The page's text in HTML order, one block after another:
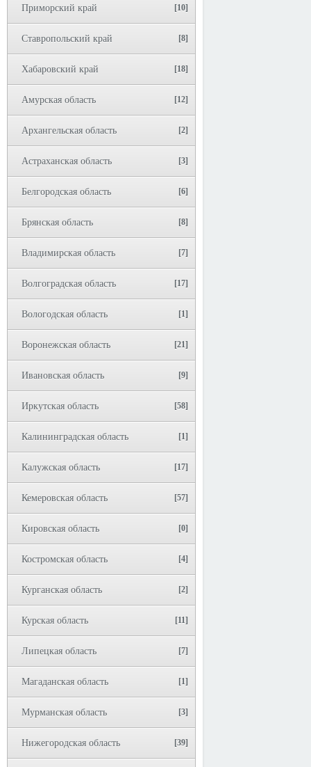
Приморский край [10]
Ставропольский край [8]
Хабаровский край [18]
Амурская область [12]
Архангельская область [2]
Астраханская область [3]
Белгородская область [6]
Брянская область [8]
Владимирская область [7]
Волгоградская область [17]
Вологодская область [1]
Воронежская область [21]
Ивановская область [9]
Иркутская область [58]
Калининградская область [1]
Калужская область [17]
Кемеровская область [57]
Кировская область [0]
Костромская область [4]
Курганская область [2]
Курская область [11]
Липецкая область [7]
Магаданская область [1]
Мурманская область [3]
Нижегородская область [39]